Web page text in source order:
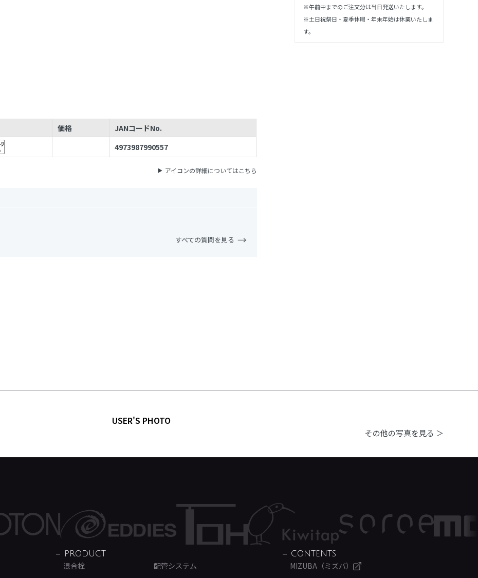
価格
JANコードNo.
4973987990557
アイコンの詳細についてはこちら
すべての質問を見る
※午前中までのご注文分は当日発送いたします。
※土日祝祭日・夏季休暇・年末年始は休業いたしま
す。
USER'S PHOTO
その他の写真を見る ＞
PRODUCT
混合栓
配管システム
CONTENTS
MIZUBA（ミズバ）